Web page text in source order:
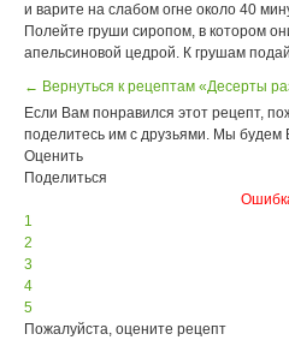
и варите на слабом огне около 40
Полейте груши сиропом, в котором
апельсиновой цедрой. К грушам
← Вернуться к рецептам «Десерты
Если Вам понравился этот рецепт,
поделитесь им с друзьями. Мы будем
Оценить
Поделиться
1
2
3
4
5
Пожалуйста, оцените рецепт